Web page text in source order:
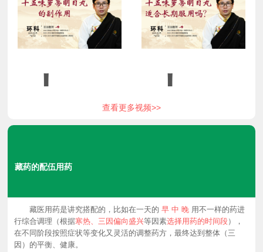
五
味
萝
五
味
萝
十
五
十
五
查看更多视频>>
藏药的配伍用药
藏医用药是讲究搭配的，比如在一天的 早 中 晚用不一样的药进
行综合调理（根据寒热、三因偏向盛兴等因素选择用药的时间段），
在不同阶段按照症状等变化又灵活的调整药方，最终达到整体（三
因）的平衡、健康。